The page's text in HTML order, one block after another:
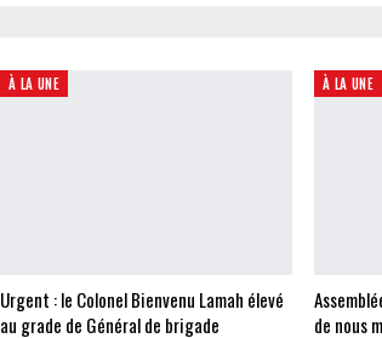
À LA UNE
Urgent : le Colonel Bienvenu Lamah élevé
au grade de Général de brigade
À LA UNE
de nous